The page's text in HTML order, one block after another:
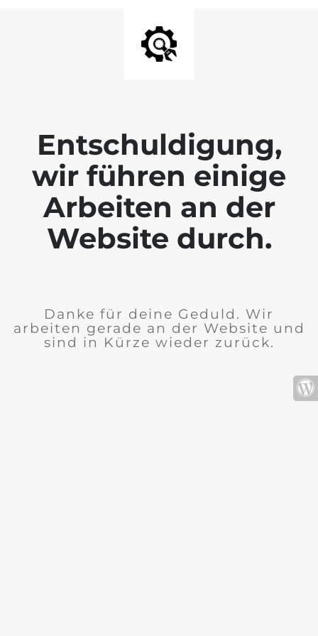
Entschuldigung,
wir führen einige
Arbeiten an der
Website durch.
Danke für deine Geduld. Wir
arbeiten gerade an der Website und
sind in Kürze wieder zurück.